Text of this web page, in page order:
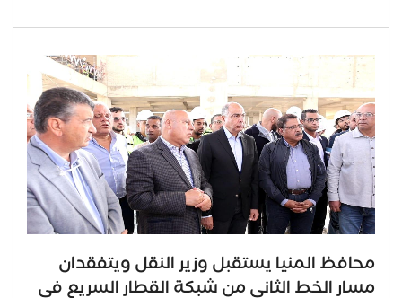
محافظ المنيا يستقبل وزير النقل ويتفقدان
مسار الخط الثاني من شبكة القطار السريع في